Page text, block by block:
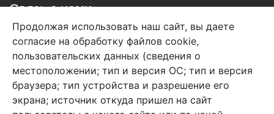
Связь с нами
+7 (495) 933-38-08
info@arben-textile.ru- оптовые продажи
Продолжая использовать наш сайт, вы даете
согласие на обработку файлов cookie,
пользовательских данных (сведения о
местоположении; тип и версия ОС; тип и версия
браузера; тип устройства и разрешение его
экрана; источник откуда пришел на сайт